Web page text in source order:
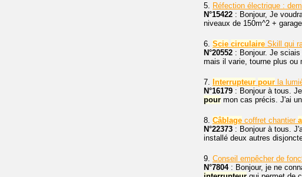
5. Réfection électrique :
N°15422 : Bonjour, Je
niveaux de 150m^2 +
6. Scie circulaire Skill qui
N°20552 : Bonjour. Je sciais
mais il varie, tourne plus ou
7. Interrupteur pour la
N°16179 : Bonjour à tous.
pour mon cas précis. J'ai un
8. Câblage coffret chantier
N°22373 : Bonjour à tous.
installé deux autres
9. Conseil empêcher de
N°7804: Bonjour, je ne